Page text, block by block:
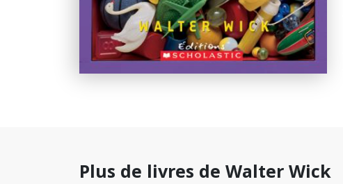
Plus de livres de Walter Wick